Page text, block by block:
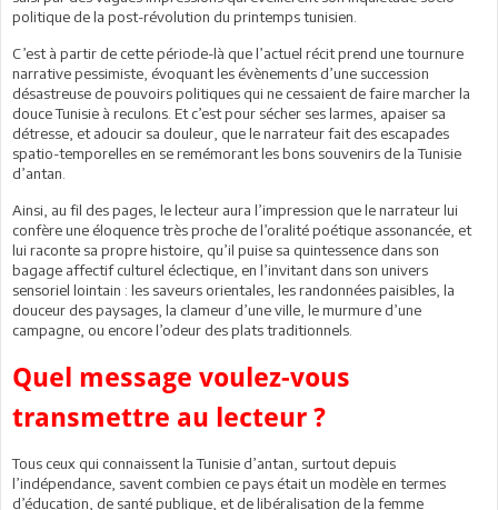
politique de la post-révolution du printemps tunisien.
C’est à partir de cette période-là que l’actuel récit prend une tournure
narrative pessimiste, évoquant les évènements d’une succession
désastreuse de pouvoirs politiques qui ne cessaient de faire marcher la
douce Tunisie à reculons. Et c’est pour sécher ses larmes, apaiser sa
détresse, et adoucir sa douleur, que le narrateur fait des escapades
spatio-temporelles en se remémorant les bons souvenirs de la Tunisie
d’antan.
Ainsi, au fil des pages, le lecteur aura l’impression que le narrateur lui
confère une éloquence très proche de l’oralité poétique assonancée, et
lui raconte sa propre histoire, qu’il puise sa quintessence dans son
bagage affectif culturel éclectique, en l’invitant dans son univers
sensoriel lointain : les saveurs orientales, les randonnées paisibles, la
douceur des paysages, la clameur d’une ville, le murmure d’une
campagne, ou encore l’odeur des plats traditionnels.
Quel message voulez-vous
transmettre au lecteur ?
Tous ceux qui connaissent la Tunisie d’antan, surtout depuis
l’indépendance, savent combien ce pays était un modèle en termes
d’éducation, de santé publique, et de libéralisation de la femme